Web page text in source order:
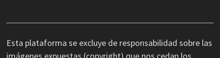
Esta plataforma se excluye de responsabilidad sobre las